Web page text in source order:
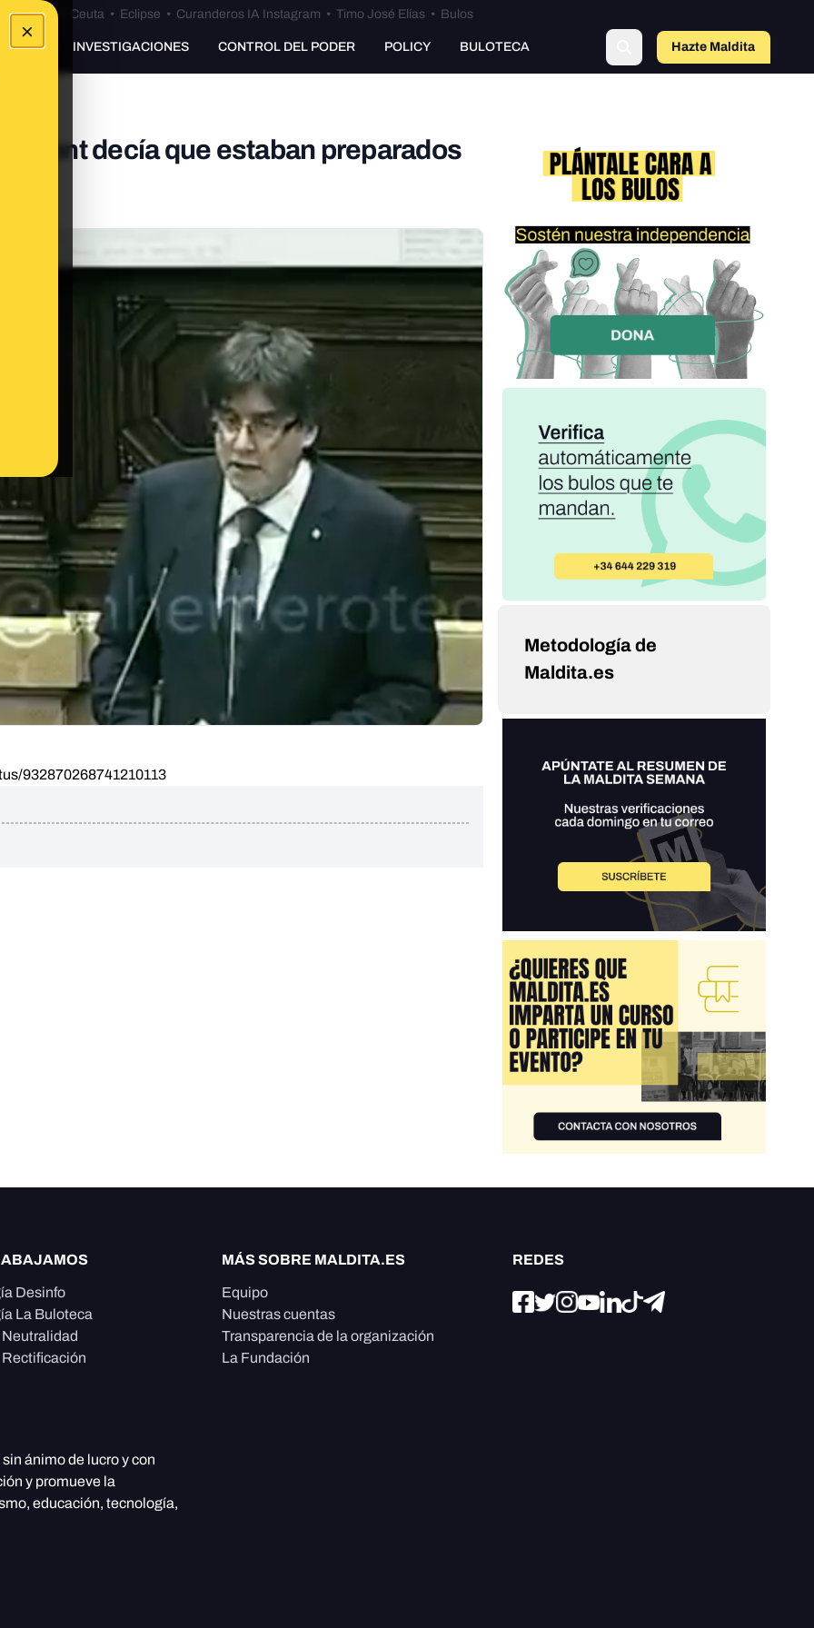
×
•Bulos Ceuta • Eclipse • Curanderos IA Instagram • Timo José Elías • Bulos
INVESTIGACIONES CONTROL DEL PODER POLICY BULOTECA Hazte Maldita
decía que estaban preparados
932870268741210113
Metodología de
Maldita.es
Desinfo
La Buloteca
MÁS SOBRE MALDITA.ES
Equipo
Nuestras cuentas
Transparencia de la organización
La Fundación
REDES
sin ánimo de lucro y con
y promueve la
educación, tecnología,